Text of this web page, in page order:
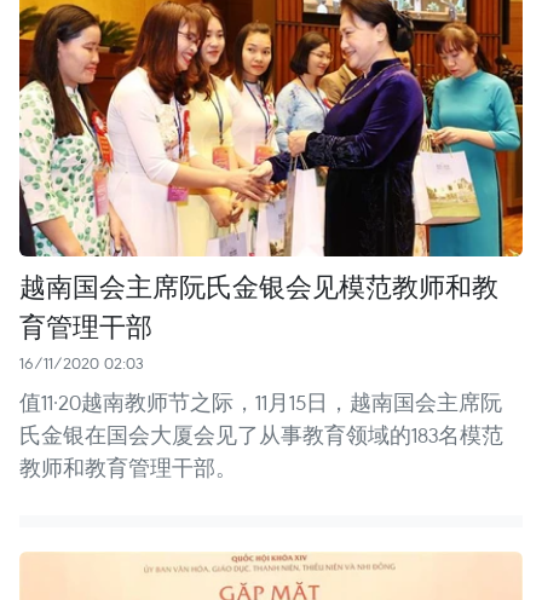
越南国会主席阮氏金银会见模范教师和教
育管理干部
16/11/2020 02:03
值11·20越南教师节之际，11月15日，越南国会主席阮
氏金银在国会大厦会见了从事教育领域的183名模范
教师和教育管理干部。